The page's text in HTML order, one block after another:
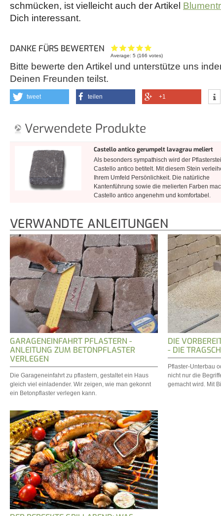
schmücken, ist vielleicht auch der Artikel
Dich interessant.
DANKE FÜRS BEWERTEN
Average:5 (166 votes)
Bitte bewerte den Artikel und unterstütze uns
Deinen Freunden teilst.
tweet teilen +1
Verwendete Produkte
Castello antico gerumpelt lavagrau meliert
Als besonders sympathisch wird der
Castello antico betitelt. Mit diesem Stein
Ihrem Umfeld Persönlichkeit. Die natürliche
Kantenführung sowie die melierten Farben
Castello antico angenehm und komfortabel.
VERWANDTE ANLEITUNGEN
GARAGENEINFAHRT PFLASTERN -
ANLEITUNG ZUM BETONPFLASTER
VERLEGEN
Die Garageneinfahrt zu pflastern, gestaltet ein Haus
gleich viel einladender. Wir zeigen, wie man gekonnt
ein Betonpflaster verlegen kann.
DIE
- DIE
Pflaster-Unterbau
nicht nur die
gemacht wird. Mit